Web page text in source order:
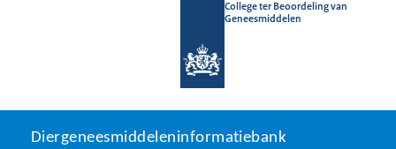
College ter Beoordeling van
Geneesmiddelen
Diergeneesmiddeleninformatiebank
U
Diergeneesmiddeleninformatiebank